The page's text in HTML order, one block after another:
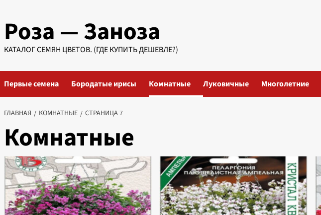
содержимому
Роза — Заноза
КАТАЛОГ СЕМЯН ЦВЕТОВ. (ГДЕ КУПИТЬ ДЕШЕВЛЕ?)
Первые семена Бородатые ирисы Комнатные Луковичные Многолетние
ГЛАВНАЯ КОМНАТНЫЕ СТРАНИЦА 7
Комнатные